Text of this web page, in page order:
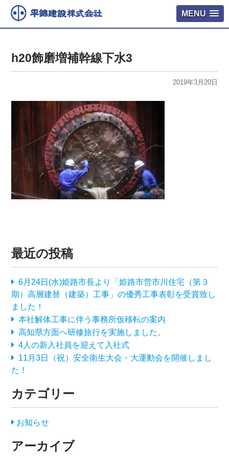
MENU
h20飾磨増補幹線下水3
2019年3月20日
最近の投稿
6月24日(水)姫路市長より「姫路市営市川住宅（第３
期）高層建替（建築）工事」の優秀工事表彰を受賞致し
ました！
本社解体工事に伴う事務所仮移転の案内
高知県方面へ研修旅行を実施しました。
4人の新入社員を迎えて入社式
11月3日（祝）安全衛生大会・大運動会を開催しまし
た！
カテゴリー
お知らせ
アーカイブ